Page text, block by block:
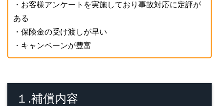
・お客様アンケートを実施しており事故対応に定評が
ある
・保険金の受け渡しが早い
・キャンペーンが豊富
１.補償内容